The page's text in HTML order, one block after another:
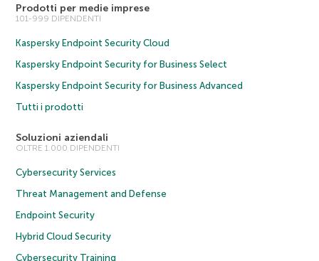
Prodotti per medie imprese
101-999 DIPENDENTI
Kaspersky Endpoint Security Cloud
Kaspersky Endpoint Security for Business Select
Kaspersky Endpoint Security for Business Advanced
Tutti i prodotti
Soluzioni aziendali
OLTRE 1.000 DIPENDENTI
Cybersecurity Services
Threat Management and Defense
Endpoint Security
Hybrid Cloud Security
Cybersecurity Training